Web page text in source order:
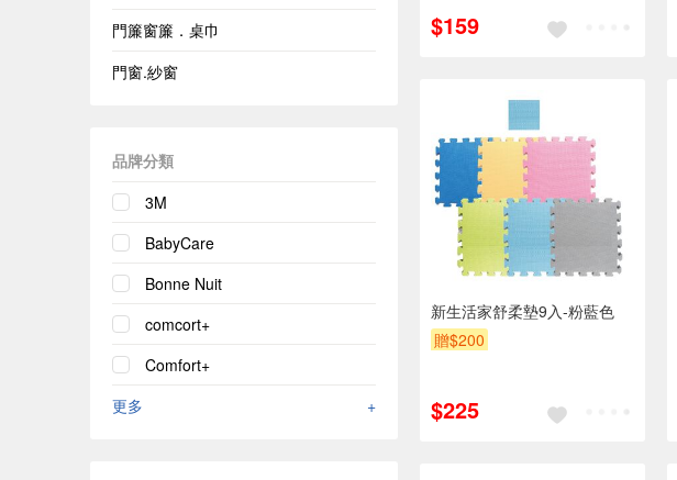
門簾窗簾．桌巾
門窗.紗窗
品牌分類
3M
BabyCare
Bonne Nuit
comcort+
Comfort+
更多
+
$159
新生活家舒柔墊9入-粉藍色
贈$200
$225